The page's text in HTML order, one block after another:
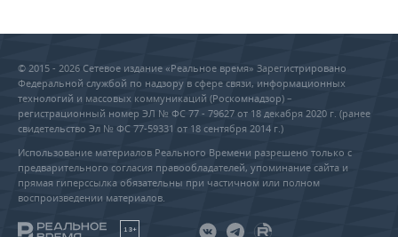
© 2015 - 2026 Сетевое издание «Реальное время» Зарегистрировано
Федеральной службой по надзору в сфере связи, информационных
технологий и массовых коммуникаций (Роскомнадзор) –
регистрационный номер ЭЛ № ФС 77 - 79627 от 18 декабря 2020 г. (ранее
свидетельство Эл № ФС 77-59331 от 18 сентября 2014 г.)
Использование материалов Реального Времени разрешено только с
предварительного согласия правообладателей, упоминание сайта и
прямая гиперссылка обязательны при частичном или полном
воспроизведении материалов.
18+